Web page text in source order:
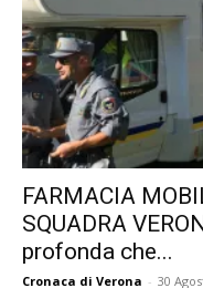
FARMACIA
SQUADRA
profonda che...
Cronaca di Verona - 30